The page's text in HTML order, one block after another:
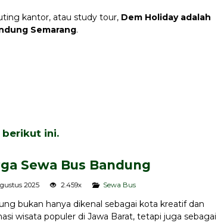
kantor, atau study tour, Dem Holiday adalah
Semarang.
ini.
Sewa Bus Bandung
2025 2.459x Sewa Bus
bukan hanya dikenal sebagai kota kreatif dan
wisata populer di Jawa Barat, tetapi juga sebagai